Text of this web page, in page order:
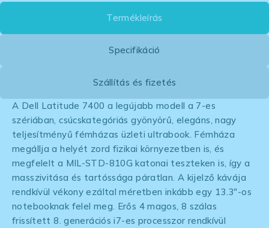
Termékleírás
Specifikáció
Szállítás és fizetés
A Dell Latitude 7400 a legújabb modell a 7-es
szériában, csúcskategóriás gyönyörű, elegáns, nagy
teljesítményű fémházas üzleti ultrabook. Fémháza
megállja a helyét zord fizikai környezetben is, és
megfelelt a MIL-STD-810G katonai teszteken is, így a
masszivitása és tartóssága páratlan. A kijelző kávája
rendkívül vékony ezáltal méretben inkább egy 13.3″-os
notebooknak felel meg. Erős 4 magos, 8 szálas
frissített 8. generációs i7-es processzor rendkívül